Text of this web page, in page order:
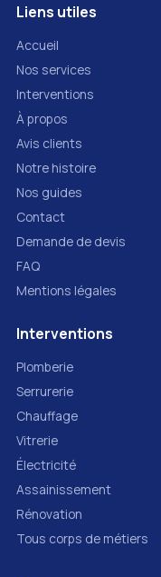
Liens utiles
Accueil
Nos services
Interventions
À propos
Avis clients
Notre histoire
Nos guides
Contact
Demande de devis
FAQ
Mentions légales
Interventions
Plomberie
Serrurerie
Chauffage
Vitrerie
Électricité
Assainissement
Rénovation
Tous corps de métiers